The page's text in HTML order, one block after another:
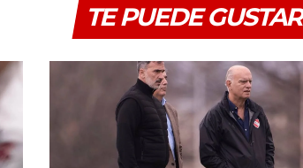
TE PUEDE GUSTAR